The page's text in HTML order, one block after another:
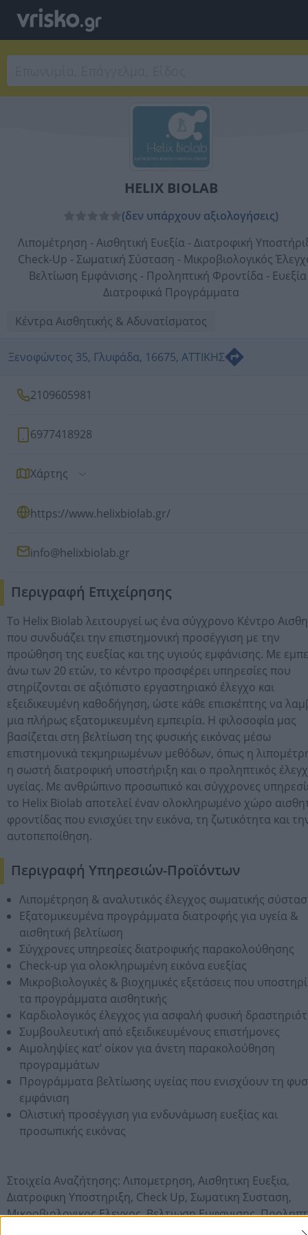
HELIX BIOLAB
(δεν υπάρχουν αξιολογήσεις)
Λιπομέτρηση - Αισθητική Ευεξία - Διατροφική
Check-Up - Σωματική Σύσταση - Μικροβιολογικός
Βελτίωση Εμφάνισης - Προληπτική Φροντίδα -
Διατροφικά Προγράμματα
Κέντρα Αισθητικής & Αδυνατίσματος
Ξενοφώντος 35, Γλυφάδα, 16675, ΑΤΤΙΚΗΣ
2109605981
6977418928
Χάρτης
https://www.helixbiolab.gr/
info@helixbiolab.gr
Περιγραφή Επιχείρησης
Το Helix Biolab λειτουργεί ως ένα σύγχρονο Κέντρο
που συνδυάζει την επιστημονική προσέγγιση με την
προώθηση της ευεξίας και της υγιούς εμφάνισης. Με
άνω των 20 ετών, το κέντρο προσφέρει υπηρεσίες που
στηρίζονται σε αξιόπιστο εργαστηριακό έλεγχο και
εξειδικευμένη καθοδήγηση, ώστε κάθε επισκέπτης να
μια πλήρως εξατομικευμένη εμπειρία. Η φιλοσοφία μας
βασίζεται στη βελτίωση της φυσικής εικόνας μέσω
επιστημονικά τεκμηριωμένων μεθόδων, όπως η
η σωστή διατροφική υποστήριξη και ο προληπτικός
υγείας. Με ανθρώπινο προσωπικό και σύγχρονες
το Helix Biolab αποτελεί έναν ολοκληρωμένο χώρο
φροντίδας που ενισχύει την εικόνα, τη ζωτικότητα και
αυτοπεποίθηση.
Περιγραφή Υπηρεσιών-Προϊόντων
Λιπομέτρηση & αναλυτικός έλεγχος σωματικής
Εξατομικευμένα προγράμματα διατροφής για υγεία &
αισθητική βελτίωση
Σύγχρονες υπηρεσίες διατροφικής παρακολούθησης
Check-up για ολοκληρωμένη εικόνα ευεξίας
Μικροβιολογικές & βιοχημικές εξετάσεις που
τα προγράμματα αισθητικής
Καρδιολογικός έλεγχος για ασφαλή φυσική
Συμβουλευτική από εξειδικευμένους επιστήμονες
Αιμοληψίες κατ’ οίκον για άνετη παρακολούθηση
προγραμμάτων
Προγράμματα βελτίωσης υγείας που ενισχύουν τη
εμφάνιση
Ολιστική προσέγγιση για ενδυνάμωση ευεξίας και
προσωπικής εικόνας
Στοιχεία Αναζήτησης: Λιπομετρηση, Αισθητικη Ευεξια,
Διατροφικη Υποστηριξη, Check Up, Σωματικη Συσταση,
Μικροβιολογικος Ελεγχος,Βελτιωση Εμφανισης,